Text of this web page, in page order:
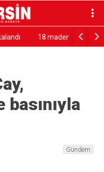
hükümlüsü
basınıyla
Gündem